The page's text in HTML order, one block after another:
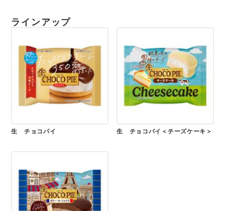
ラインアップ
生 チョコパイ 生 チョコパイ＜チーズケーキ＞